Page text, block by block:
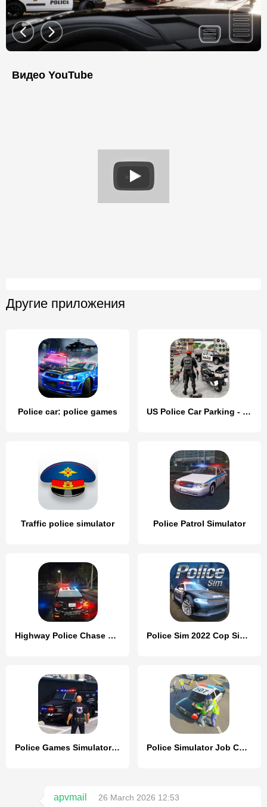
Видео YouTube
Другие приложения
Police car: police games US Police Car Parking - King
Traffic police simulator Police Patrol Simulator
Highway Police Chase Simulator Police Sim 2022 Cop Simulator
Police Games Simulator: PGS 3d Police Simulator Job Cop Game
apvmail 26 March 2026 12:53